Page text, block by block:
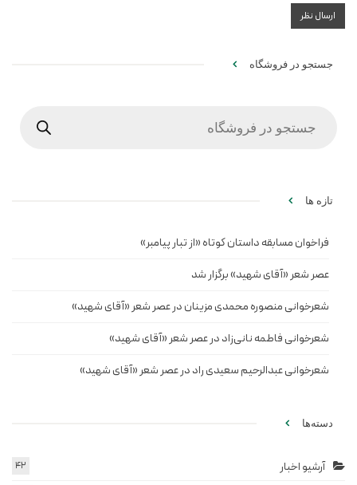
جستجو در فروشگاه
تازه ها
فراخوان مسابقه داستان کوتاه «از تبار پیامبر»
عصر شعر «آقای شهید» برگزار شد
شعرخوانی منصوره محمدی مزینان در عصر شعر «آقای شهید»
شعرخوانی فاطمه نانی‌زاد در عصر شعر «آقای شهید»
شعرخوانی عبدالرحیم سعیدی راد در عصر شعر «آقای شهید»
دسته‌ها
آرشیو اخبار 42